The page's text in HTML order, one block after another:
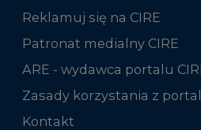
Reklamuj się na CIRE
Patronat medialny CIRE
ARE - wydawca portalu
Zasady korzystania z
Kontakt